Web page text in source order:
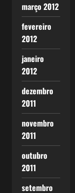
março 2012
fevereiro
2012
janeiro
2012
dezembro
2011
novembro
2011
outubro
2011
setembro